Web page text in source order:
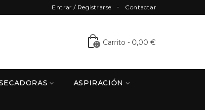
Contactar
Entrar / Registrarse
0 Carrito - 0,00 €
ASPIRACIÓN